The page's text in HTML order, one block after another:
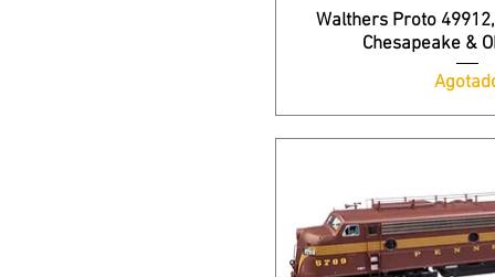
Walthers Proto
Chesapeake &